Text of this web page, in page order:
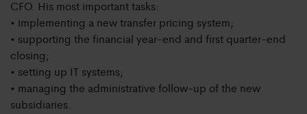
CFO. His most important tasks:
• implementing a new transfer pricing system;
• supporting the financial year-end and first quarter-end
closing;
• setting up IT systems;
• managing the administrative follow-up of the new
subsidiaries.